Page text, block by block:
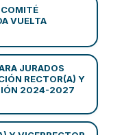
VUELTA
JURADOS
RECTOR(A) Y
2024-2027